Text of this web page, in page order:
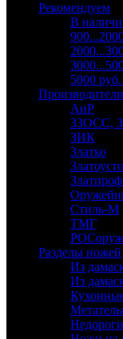
Рекомендуем
В
5000
Производители
АиР
ЗЗОСС,
ЗИК
Златко
Стиль-М
ТМГ
Разделы ножей
Из
Из